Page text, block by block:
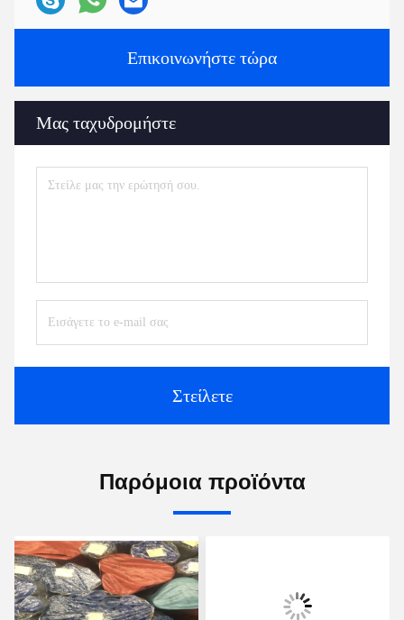
Επικοινωνήστε τώρα
Μας ταχυδρομήστε
Στείλετε
Παρόμοια προϊόντα